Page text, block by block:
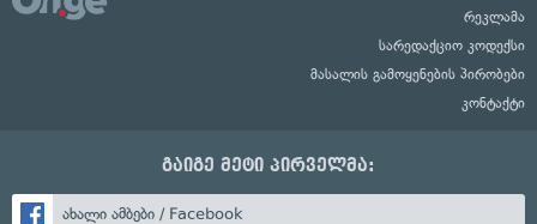
რეკლამა
სარედაქციო კოდექსი
მასალის გამოყენების პირობები
კონტაქტი
გაიგე მეტი პირველმა:
ახალი ამბები / Facebook